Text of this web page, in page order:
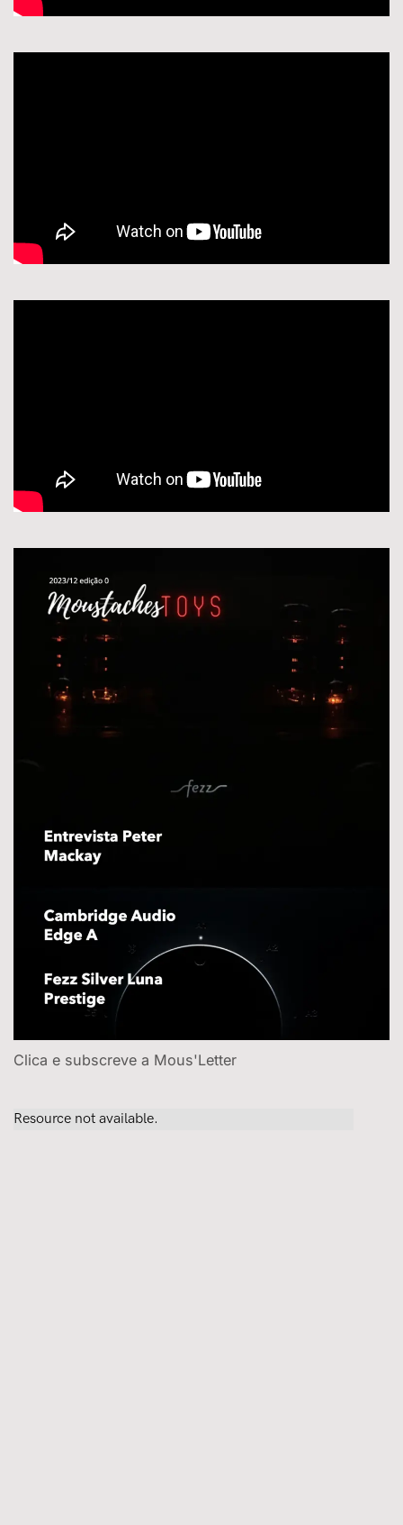
Clica e subscreve a Mous'Letter